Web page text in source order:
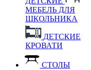
МЕБЕЛЬ ДЛЯ
ШКОЛЬНИКА
ДЕТСКИЕ
КРОВАТИ
СТОЛЫ